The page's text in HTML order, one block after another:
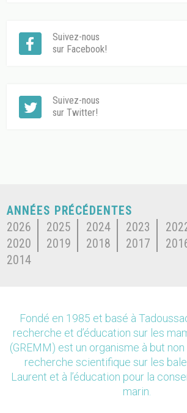
Suivez-nous
sur Facebook!
Suivez-nous
sur Twitter!
ANNÉES PRÉCÉDENTES
2026
2025 2024 2023
2020
2019 2018 2017
2014
Fondé en 1985 et basé à
recherche et d’éducation sur les
(GREMM) est un organisme à but
recherche scientifique sur les
Laurent et à l’éducation pour la
marin.